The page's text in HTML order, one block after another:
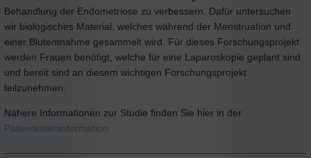
Behandlung der Endometriose zu verbessern. Dafür untersuchen
wir biologisches Material, welches während der Menstruation und
einer Blutentnahme gesammelt wird. Für dieses Forschungsprojekt
werden Frauen benötigt, welche für eine Laparoskopie geplant sind
und bereit sind an diesem wichtigen Forschungsprojekt
teilzunehmen.
Nähere Informationen zur Studie finden Sie hier in der
Patientinneninformation.